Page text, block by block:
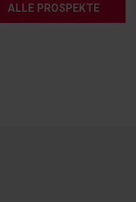
ALLE PROSPEKTE